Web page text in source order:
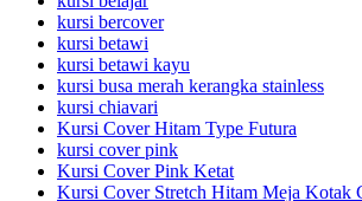
kursi bercover
kursi betawi
kursi betawi kayu
kursi busa merah kerangka stainless
kursi chiavari
Kursi Cover Hitam Type Futura
kursi cover pink
Kursi Cover Pink Ketat
Kursi Cover Stretch Hitam Meja Kotak